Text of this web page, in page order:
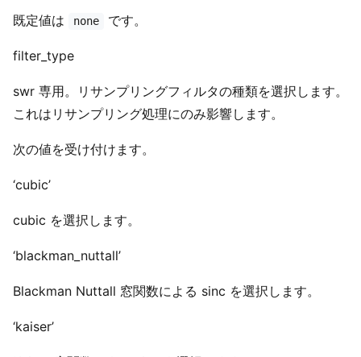
既定値は none です。
filter_type
swr 専用。リサンプリングフィルタの種類を選択します。
これはリサンプリング処理にのみ影響します。
次の値を受け付けます。
‘cubic’
cubic を選択します。
‘blackman_nuttall’
Blackman Nuttall 窓関数による sinc を選択します。
‘kaiser’